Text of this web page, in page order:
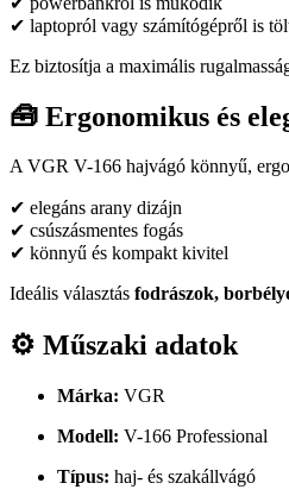
✔ laptopról vagy számítógépről is
Ez biztosítja a maximális
🧰 Ergonomikus és
A VGR V-166 hajvágó könnyű,
✔ elegáns arany dizájn
✔ csúszásmentes fogás
✔ könnyű és kompakt kivitel
Ideális választás fodrászok,
⚙️ Műszaki adatok
Márka: VGR
Modell: V-166 Professional
Típus: haj- és szakállvágó